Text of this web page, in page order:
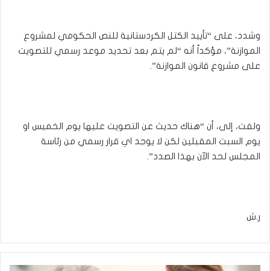
وشدد، على “تأييد الكتل الكردستانية للنص الحكومي لمشروع
الموازنة”، مؤكداً أنه “لم يتم بعد تحديد موعد رسمي للتصويت
على مشروع قانون الموازنة”.
ولفت، إلى، أن “هناك حديث عن التصويت عليها يوم الخميس او
يوم السبت المقبلين لكن لا يوجد اي قرار رسمي من رئاسة
المجلس لحد الآن بهذا الصدد”.
ر.ش